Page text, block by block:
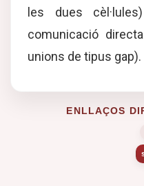
les dues
comunicació
unions de tipus gap).
ENLLAÇOS